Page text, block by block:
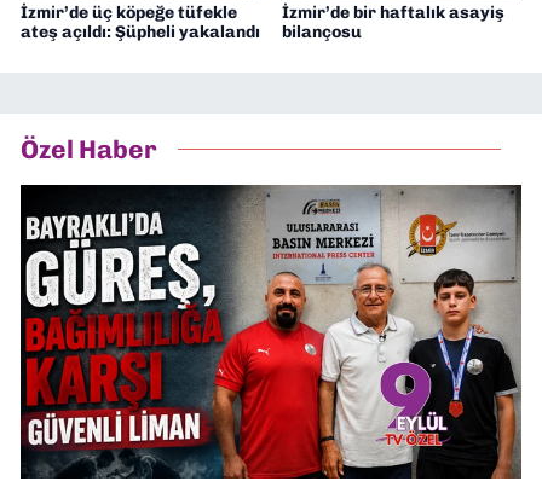
İzmir’de üç köpeğe tüfekle
ateş açıldı: Şüpheli yakalandı
İzmir’de bir haftalık asayiş
bilançosu
Özel Haber